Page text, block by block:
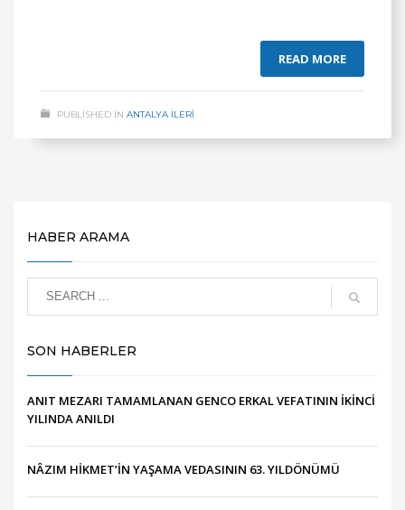
READ MORE
PUBLISHED IN ANTALYA İLERİ
HABER ARAMA
SON HABERLER
ANIT MEZARI TAMAMLANAN GENCO ERKAL VEFATININ İKİNCİ
YILINDA ANILDI
NÂZIM HİKMET’İN YAŞAMA VEDASININ 63. YILDÖNÜMÜ